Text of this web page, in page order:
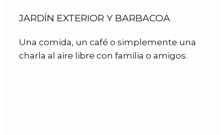
JARDÍN EXTERIOR Y BARBACOA
Una comida, un café o simplemente una
charla al aire libre con familia o amigos.